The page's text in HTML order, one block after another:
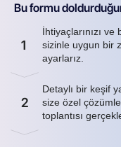
Bu formu
1
İhtiyaçlarınızı
sizinle uygun bir
ayarlarız.
2
Detaylı bir keşif
size özel
toplantısı